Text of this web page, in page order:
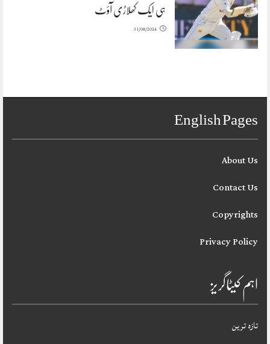
ہی ایک کھلاڑی آؤٹ
31/08/2024
English Pages
About Us
Contact Us
Copyrights
Privacy Policy
اہم کیٹاگریز
تازہ ترین